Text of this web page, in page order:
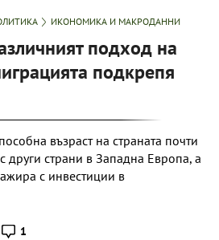
ИКОНОМИКА И МАКРОДАННИ
подход на
подкрепя
възраст на страната почти
други страни в Западна Европа, а
с инвестиции в
1